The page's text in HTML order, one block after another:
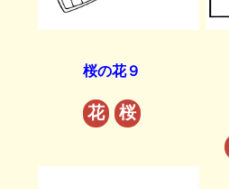
桜の花９
花 桜